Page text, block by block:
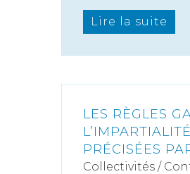
Lire la suite
LES RÈGLES
PRÉCISÉES
Collectivités /